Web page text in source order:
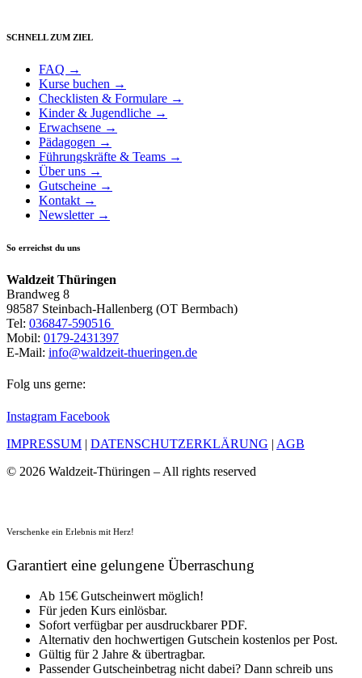
SCHNELL ZUM ZIEL
FAQ →
Kurse buchen →
Checklisten & Formulare →
Kinder & Jugendliche →
Erwachsene →
Pädagogen →
Führungskräfte & Teams →
Über uns →
Gutscheine →
Kontakt →
Newsletter →
So erreichst du uns
Waldzeit Thüringen
Brandweg 8
98587 Steinbach-Hallenberg (OT Bermbach)
Tel: 036847-590516
Mobil: 0179-2431397
E-Mail: info@waldzeit-thueringen.de
Folg uns gerne:
Instagram Facebook
IMPRESSUM | DATENSCHUTZERKLÄRUNG | AGB
© 2026 Waldzeit-Thüringen – All rights reserved
Verschenke ein Erlebnis mit Herz!
Garantiert eine gelungene Überraschung
Ab 15€ Gutscheinwert möglich!
Für jeden Kurs einlösbar.
Sofort verfügbar per ausdruckbarer PDF.
Alternativ den hochwertigen Gutschein kostenlos per Post.
Gültig für 2 Jahre & übertragbar.
Passender Gutscheinbetrag nicht dabei? Dann schreib uns